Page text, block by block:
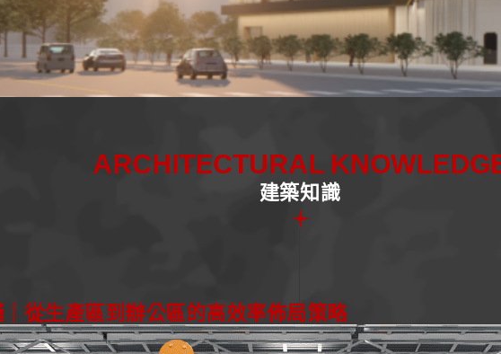
ARCHITECTURAL
建築知識
從生產區到辦公區的高效率佈局策略